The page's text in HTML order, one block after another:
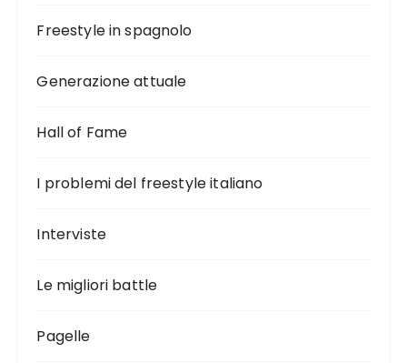
Freestyle in spagnolo
Generazione attuale
Hall of Fame
I problemi del freestyle italiano
Interviste
Le migliori battle
Pagelle